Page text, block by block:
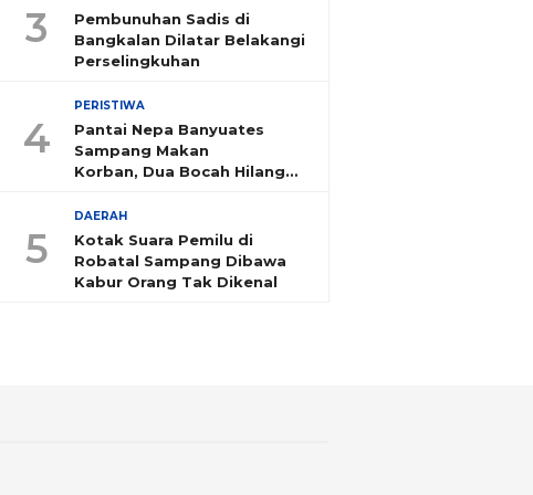
3
Pembunuhan Sadis di
Bangkalan Dilatar Belakangi
Perselingkuhan
4
PERISTIWA
Pantai Nepa Banyuates
Sampang Makan
Korban, Dua Bocah Hilang
5
DAERAH
Kotak Suara Pemilu di
Robatal Sampang Dibawa
Kabur Orang Tak Dikenal